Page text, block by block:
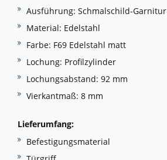
Ausführung: Schmalschild-Garnitur
Material: Edelstahl
Farbe: F69 Edelstahl matt
Lochung: Profilzylinder
Lochungsabstand: 92 mm
Vierkantmaß: 8 mm
Lieferumfang:
Befestigungsmaterial